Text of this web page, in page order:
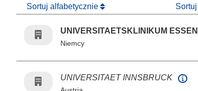
Sortuj alfabetycznie
UNIVERSITAETSKLINIKUM ESSEN
Niemcy
UNIVERSITAET INNSBRUCK